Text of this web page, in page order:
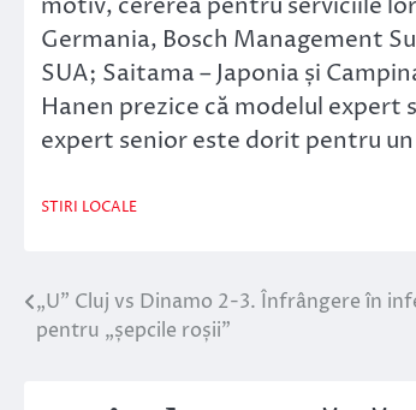
Germania, Bosch Management
SUA; Saitama – Japonia și
Hanen prezice că modelul expert
expert senior este dorit pentru
STIRI LOCALE
Navigare
în
„U” Cluj vs Dinamo 2-3. Înfrângere în
pentru „șepcile roșii”